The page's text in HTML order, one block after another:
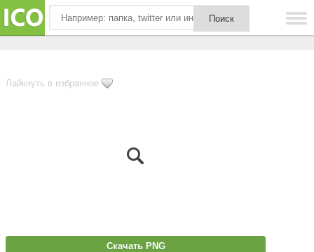
Лайкнуть в избранное
Скачать PNG